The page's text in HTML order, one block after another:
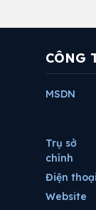
CÔNG
MSDN
Trụ sở
chính
Điện thoại
Website